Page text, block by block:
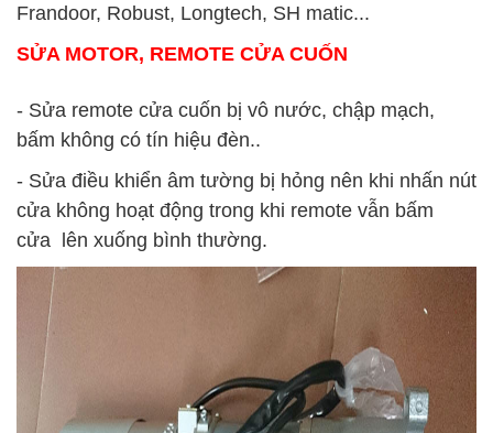
Frandoor, Robust, Longtech, SH matic...
SỬA MOTOR, REMOTE CỬA CUỐN
- Sửa remote cửa cuốn bị vô nước, chập mạch,
bấm không có tín hiệu đèn..
- Sửa điều khiển âm tường bị hỏng nên khi nhấn nút
cửa không hoạt động trong khi remote vẫn bấm
cửa lên xuống bình thường.